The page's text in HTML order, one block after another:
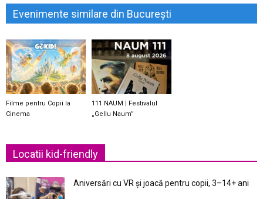
Evenimente similare din București
Filme pentru Copii la
Cinema
111 NAUM | Festivalul
„Gellu Naum”
Locatii kid-friendly
Aniversări cu VR și joacă pentru copii, 3–14+ ani